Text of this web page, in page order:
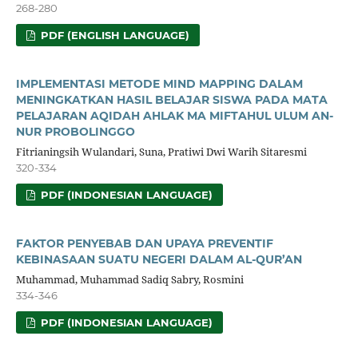
268-280
PDF (ENGLISH LANGUAGE)
IMPLEMENTASI METODE MIND MAPPING DALAM
MENINGKATKAN HASIL BELAJAR SISWA PADA MATA
PELAJARAN AQIDAH AHLAK MA MIFTAHUL ULUM AN-
NUR PROBOLINGGO
Fitrianingsih Wulandari, Suna, Pratiwi Dwi Warih Sitaresmi
320-334
PDF (INDONESIAN LANGUAGE)
FAKTOR PENYEBAB DAN UPAYA PREVENTIF
KEBINASAAN SUATU NEGERI DALAM AL-QUR’AN
Muhammad, Muhammad Sadiq Sabry, Rosmini
334-346
PDF (INDONESIAN LANGUAGE)